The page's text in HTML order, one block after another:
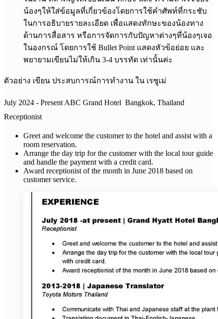
น้องๆให้ใส่ข้อมูลที่เกี่ยวข้องโดยการใช้คำศัพท์ที่กระชับ
ในการอธิบายรายละเอียด เพื่อแสดงทักษะของน้องทาง
ด้านการสื่อสาร หรือการจัดการกับปัญหาต่างๆที่น้องๆเจอ
ในองกรณ์ โดยการใช้ Bullet Point แสดงหัวข้อย่อย และ
พยายามเขียนไม่ให้เกิน 3-4 บรรทัด เท่านั้นค่ะ
ตัวอย่าง เขียน ประสบการณ์การทำงาน ใน เรซูเม่
July 2024 - Present ABC Grand Hotel Bangkok, Thailand
Receptionist
Greet and welcome the customer to the hotel and assist with a
room reservation.
Arrange the day trip for the customer with the local tour guide
and handle the payment with a credit card.
Award receptionist of the month in June 2018 based on
customer service.